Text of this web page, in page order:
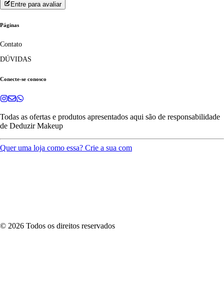
Entre para avaliar
Páginas
Contato
DÚVIDAS
Conecte-se conosco
Todas as ofertas e produtos apresentados aqui são de responsabilidade
de Deduzir Makeup
Quer uma loja como essa? Crie a sua com
© 2026 Todos os direitos reservados